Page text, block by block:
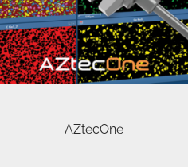
完成EDS这样的复杂任务的理想解决
方案。 不需要大量的EDS技术培训或
高深的知识。用户可以在几分钟内掌
握，并且对他们的结果完全有信心。
AZtecOne